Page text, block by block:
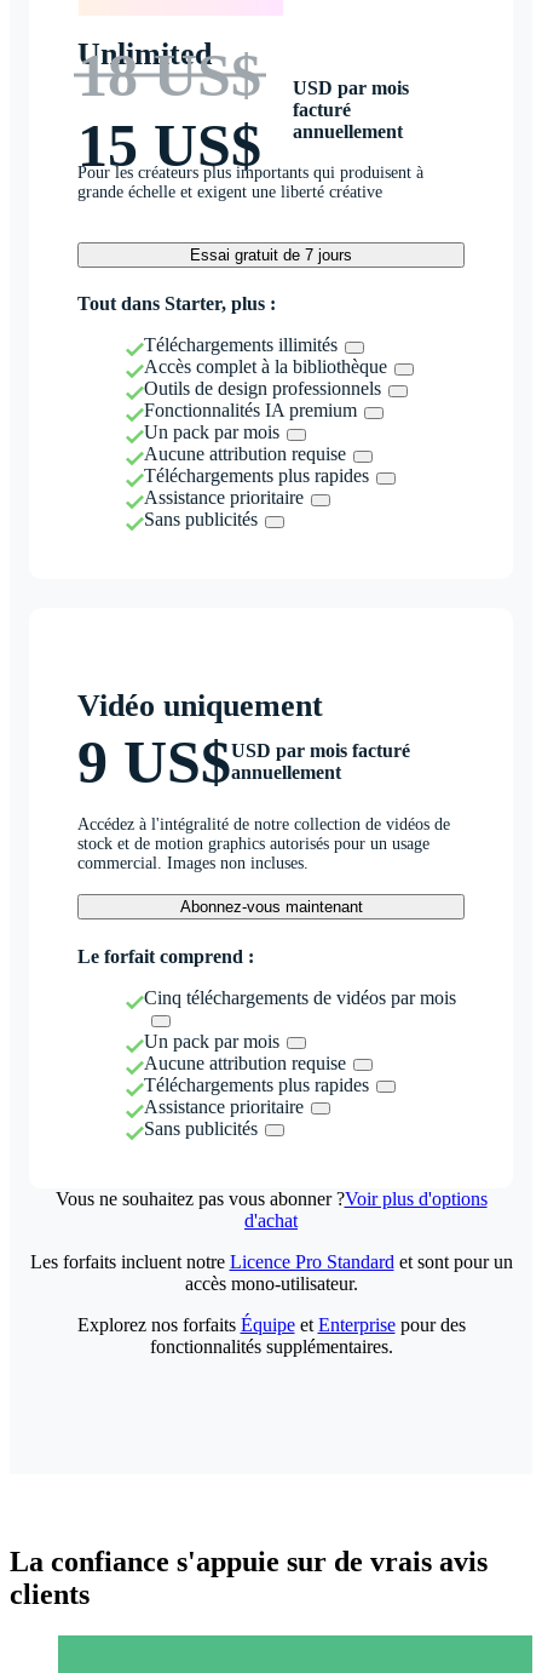
Unlimited
18 US$
15 US$
USD par mois
facturé
annuellement
Pour les créateurs plus importants qui produisent à
grande échelle et exigent une liberté créative
Essai gratuit de 7 jours
Tout dans Starter, plus :
Téléchargements illimités
Accès complet à la bibliothèque
Outils de design professionnels
Fonctionnalités IA premium
Un pack par mois
Aucune attribution requise
Téléchargements plus rapides
Assistance prioritaire
Sans publicités
Vidéo uniquement
9 US$USD par mois facturé
annuellement
Accédez à l'intégralité de notre collection de vidéos de
stock et de motion graphics autorisés pour un usage
commercial. Images non incluses.
Abonnez-vous maintenant
Le forfait comprend :
Cinq téléchargements de vidéos par mois
Un pack par mois
Aucune attribution requise
Téléchargements plus rapides
Assistance prioritaire
Sans publicités
Vous ne souhaitez pas vous abonner ?Voir plus d'options
d'achat
Les forfaits incluent notre Licence Pro Standard et sont pour un
accès mono-utilisateur.
Explorez nos forfaits Équipeet Enterprisepour des
fonctionnalités supplémentaires.
La confiance s'appuie sur de vrais avis
clients